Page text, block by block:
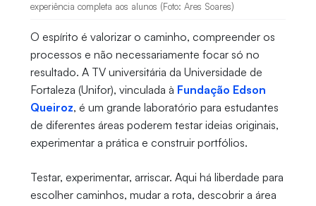
experiência completa aos alunos (Foto: Ares Soares)
O espírito é valorizar o caminho, compreender os
processos e não necessariamente focar só no
resultado. A TV universitária da Universidade de
Fortaleza (Unifor), vinculada à Fundação Edson
Queiroz, é um grande laboratório para estudantes
de diferentes áreas poderem testar ideias originais,
experimentar a prática e construir portfólios.
Testar, experimentar, arriscar. Aqui há liberdade para
escolher caminhos, mudar a rota, descobrir a área